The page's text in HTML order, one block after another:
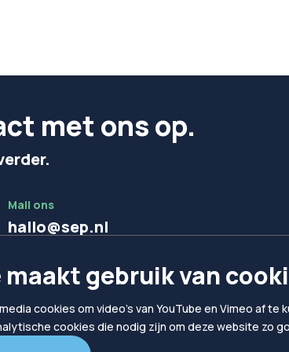
met ons op.
Mail ons
hallo@sep.nl
maakt gebruik van
cookies om video's van YouTube en Vimeo af
cookies die nodig zijn om deze website zo